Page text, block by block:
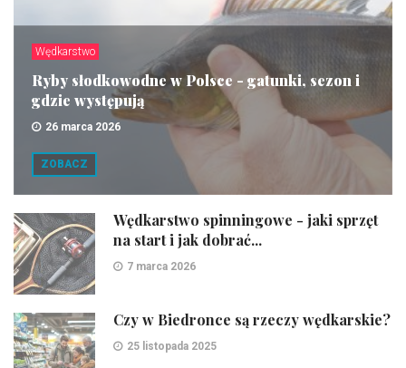
Wędkarstwo
Ryby słodkowodne w Polsce - gatunki, sezon i
gdzie występują
26 marca 2026
ZOBACZ
Wędkarstwo spinningowe - jaki sprzęt
na start i jak dobrać...
7 marca 2026
Czy w Biedronce są rzeczy wędkarskie?
25 listopada 2025